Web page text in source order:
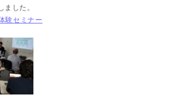
した。
験セミナー